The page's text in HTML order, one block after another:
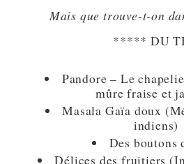
Mais que trouve-t-on
***** DU
Pandore – Le
mûre fraise et
Masala Gaïa doux
indiens)
Des boutons
Délices des fruitiers